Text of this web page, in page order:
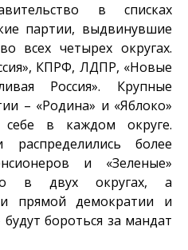
в списках
партии, выдвинувшие
всех четырех округах.
КПРФ, ЛДПР, «Новые
Россия». Крупные
– «Родина» и «Яблоко»
в каждом округе.
распределились более
и «Зеленые»
в двух округах, а
прямой демократии и
бороться за мандат